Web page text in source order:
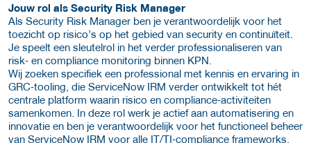
Jouw rol als Security Risk Manager
Als Security Risk Manager ben je verantwoordelijk voor het
toezicht op risico’s op het gebied van security en continuïteit.
Je speelt een sleutelrol in het verder professionaliseren van
risk‑ en compliance monitoring binnen KPN.
Wij zoeken specifiek een professional met kennis en ervaring in
GRC‑tooling, die ServiceNow IRM verder ontwikkelt tot hét
centrale platform waarin risico en compliance‑activiteiten
samenkomen. In deze rol werk je actief aan automatisering en
innovatie en ben je verantwoordelijk voor het functioneel beheer
van ServiceNow IRM voor alle IT/TI‑compliance frameworks.